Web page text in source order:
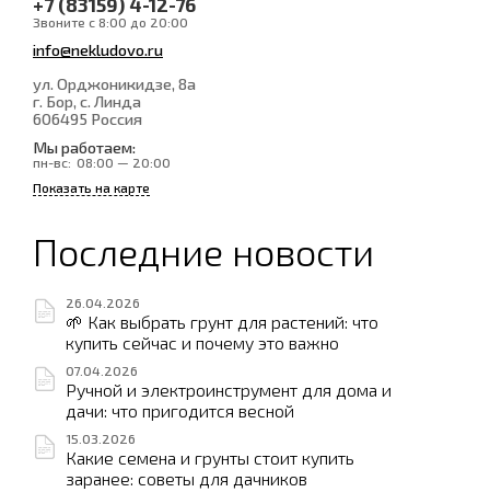
+7 (83159) 4-12-76
Звоните с 8:00 до 20:00
info@nekludovo.ru
ул. Орджоникидзе, 8а
г. Бор, с. Линда
606495 Россия
Мы работаем:
пн-вс: 08:00 — 20:00
Показать на карте
Последние новости
26.04.2026
🌱 Как выбрать грунт для растений: что
купить сейчас и почему это важно
07.04.2026
Ручной и электроинструмент для дома и
дачи: что пригодится весной
15.03.2026
Какие семена и грунты стоит купить
заранее: советы для дачников